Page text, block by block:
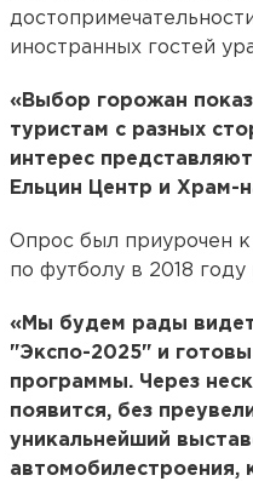
иностранных гостей
«Выбор горожан
туристам с разных
интерес
Ельцин Центр и Храм-
Опрос был приурочен
по футболу в 2018
«Мы будем рады
"Экспо-2025" и
программы. Через
появится, без
уникальнейший
автомобилестроения,